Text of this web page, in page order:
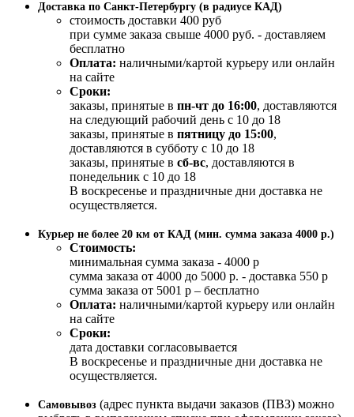
Доставка по Санкт-Петербургу (в радиусе КАД)
стоимость доставки 400 руб
при сумме заказа свыше 4000 руб. - доставляем
бесплатно
Оплата: наличными/картой курьеру или онлайн
на сайте
Сроки:
заказы, принятые в пн-чт до 16:00, доставляются
на следующий рабочий день с 10 до 18
заказы, принятые в пятницу до 15:00,
доставляются в субботу с 10 до 18
заказы, принятые в сб-вс, доставляются в
понедельник с 10 до 18
В воскресенье и праздничные дни доставка не
осуществляется.
Курьер не более 20 км от КАД (мин. сумма заказа 4000 р.)
Стоимость:
минимальная сумма заказа - 4000 р
сумма заказа от 4000 до 5000 р. - доставка 550 р
сумма заказа от 5001 р – бесплатно
Оплата: наличными/картой курьеру или онлайн
на сайте
Сроки:
дата доставки согласовывается
В воскресенье и праздничные дни доставка не
осуществляется.
Самовывоз (адрес пункта выдачи заказов (ПВЗ) можно